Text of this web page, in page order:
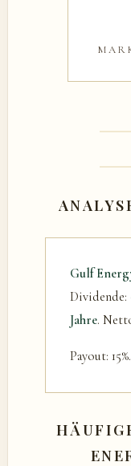
Gulf
Dividende:
Jahre.
Payout: 15%.